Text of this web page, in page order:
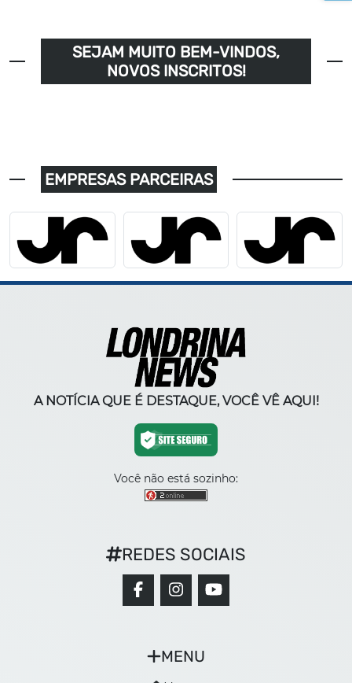
SEJAM MUITO BEM-VINDOS,
NOVOS INSCRITOS!
EMPRESAS PARCEIRAS
A NOTÍCIA QUE É DESTAQUE, VOCÊ VÊ AQUI!
Você não está sozinho:
MENU
REDES SOCIAIS